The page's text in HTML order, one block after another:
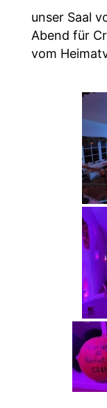
unser Saal
Abend für
vom